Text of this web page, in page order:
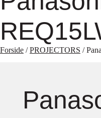
Forside /PROJECTORS /